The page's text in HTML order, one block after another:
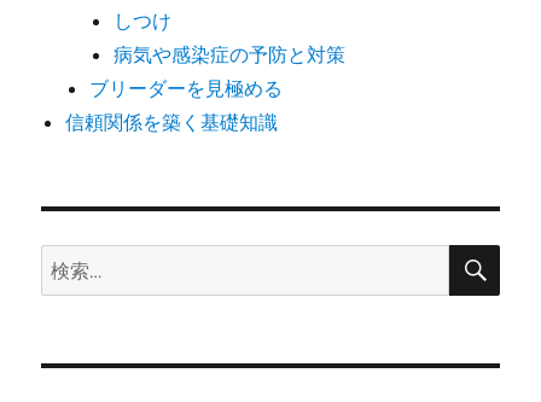
しつけ
病気や感染症の予防と対策
ブリーダーを見極める
信頼関係を築く基礎知識
検
索:
検